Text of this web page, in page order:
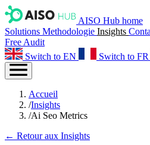
AISO Hub home
Solutions Methodologie Insights
Free Audit
Switch to EN
Switch to FR
Accueil
/Insights
/Ai Seo Metrics
← Retour aux Insights